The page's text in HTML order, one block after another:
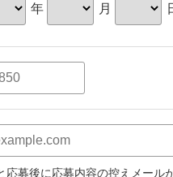
年 月
募後に応募内容の控えメール